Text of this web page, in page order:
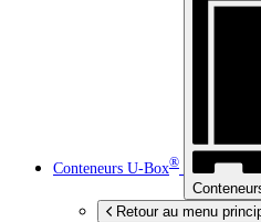
Conteneurs U-Box®
Retour au menu